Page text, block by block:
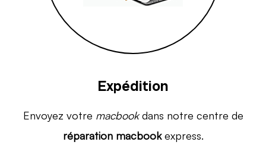
Expédition
Envoyez votre macbookdans notre centre de
réparation macbookexpress.